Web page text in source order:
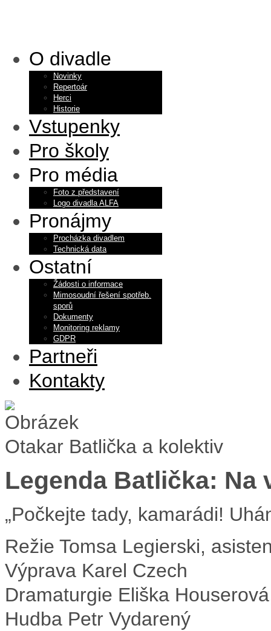
O divadle
Novinky
Repertoár
Herci
Historie
Vstupenky
Pro školy
Pro média
Foto z představení
Logo divadla ALFA
Pronájmy
Procházka divadlem
Technická data
Ostatní
Žádosti o informace
Mimosoudní řešení spotřeb.
sporů
Dokumenty
Monitoring reklamy
GDPR
Partneři
Kontakty
Otakar Batlička a kolektiv
Legenda Batlička:
„Počkejte tady, kamarádi!
Režie Tomsa Legierski,
Výprava Karel Czech
Dramaturgie Eliška
Hudba Petr Vydarený